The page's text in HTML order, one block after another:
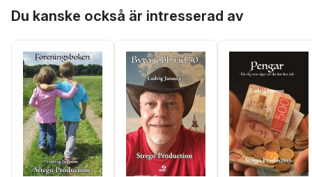
Du kanske också är intresserad av